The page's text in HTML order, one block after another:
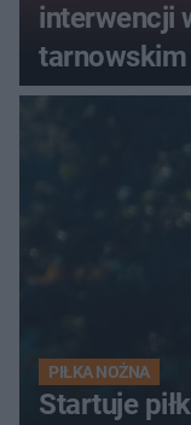
interwencji
tarnowskim
PIŁKA NOŻNA
Startuje